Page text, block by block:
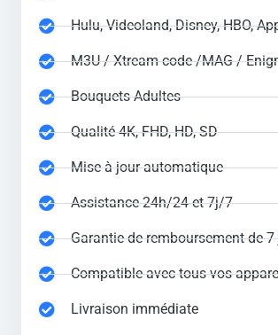
Hulu, Videoland, Disney, HBO,
M3U / Xtream code /MAG /
Bouquets Adultes
Qualité 4K, FHD, HD, SD
Mise à jour automatique
Assistance 24h/24 et 7j/7
Garantie de remboursement de 7
Compatible avec tous vos
Livraison immédiate